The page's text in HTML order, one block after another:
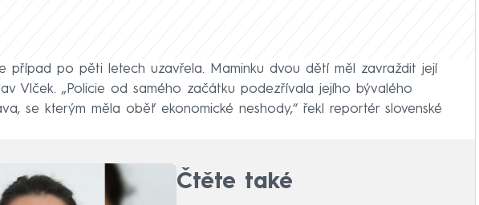
případ po pěti letech uzavřela. Maminku dvou dětí měl zavraždit její
Vlček. „Policie od samého začátku podezřívala jejího bývalého
se kterým měla oběť ekonomické neshody,“ řekl reportér slovenské
Čtěte také